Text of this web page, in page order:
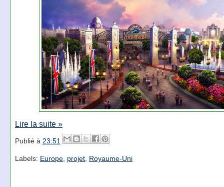
Lire la suite »
Publié à 23:51
Labels: Europe, projet, Royaume-Uni